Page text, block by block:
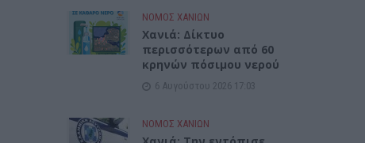
ΝΟΜΌΣ ΧΑΝΊΩΝ
Xανιά: Δίκτυο
περισσότερων από 60
κρηνών πόσιμου νερού
6 Αυγούστου 2026 17:03
ΝΟΜΌΣ ΧΑΝΊΩΝ